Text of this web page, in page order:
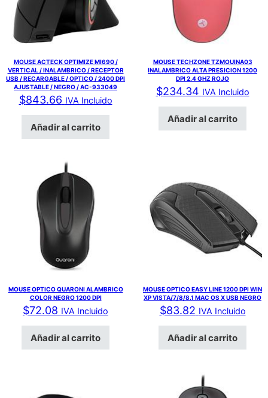
MOUSE ACTECK OPTIMIZE MI690 /
VERTICAL / INALAMBRICO / RECEPTOR
USB / RECARGABLE / OPTICO / 2400 DPI
AJUSTABLE / NEGRO / AC-933049
$843.66 IVA Incluido
Añadir al carrito
MOUSE TECHZONE TZMOUINA03
INALAMBRICO ALTA PRESICION 1200
DPI 2.4 GHZ ROJO
$234.34 IVA Incluido
Añadir al carrito
MOUSE OPTICO QUARONI ALAMBRICO
COLOR NEGRO 1200 DPI
$72.08 IVA Incluido
Añadir al carrito
MOUSE OPTICO EASY LINE 1200 DPI WIN
XP VISTA/7/8/8.1 MAC OS X USB NEGRO
$83.82 IVA Incluido
Añadir al carrito